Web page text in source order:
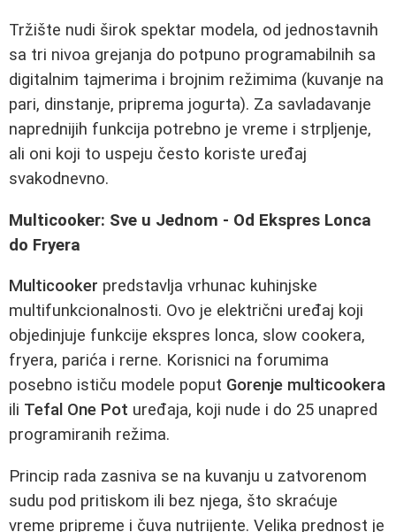
Tržište nudi širok spektar modela, od jednostavnih
sa tri nivoa grejanja do potpuno programabilnih sa
digitalnim tajmerima i brojnim režimima (kuvanje na
pari, dinstanje, priprema jogurta). Za savladavanje
naprednijih funkcija potrebno je vreme i strpljenje,
ali oni koji to uspeju često koriste uređaj
svakodnevno.
Multicooker: Sve u Jednom - Od Ekspres Lonca
do Fryera
Multicooker predstavlja vrhunac kuhinjske
multifunkcionalnosti. Ovo je električni uređaj koji
objedinjuje funkcije ekspres lonca, slow cookera,
fryera, parića i rerne. Korisnici na forumima
posebno ističu modele poput Gorenje multicookera
ili Tefal One Pot uređaja, koji nude i do 25 unapred
programiranih režima.
Princip rada zasniva se na kuvanju u zatvorenom
sudu pod pritiskom ili bez njega, što skraćuje
vreme pripreme i čuva nutrijente. Velika prednost je